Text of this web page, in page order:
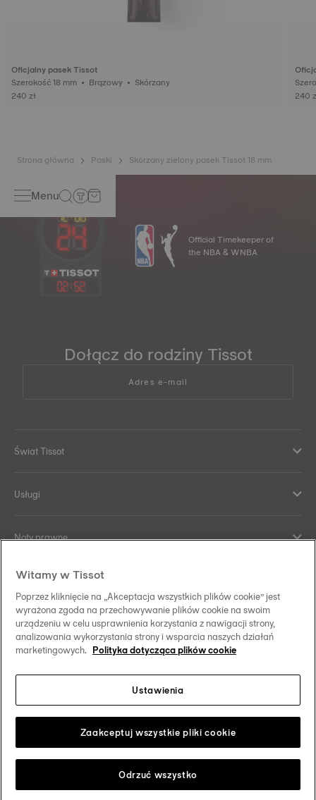
Oficjalny pasek Tissot
Szerokość 18 mm • Brązowy • Skórzany
240 zł
240
Strona główna Paski Skórzany zielony pasek Tissot 18 mm
Menu
02:52
Official Timekeeper of
the NBA & WNBA
Dołącz do rodziny Tissot
Adres e-mail
Świat Tissot
Usługi
Noty prawne
Kontakt
Co nas wyróżnia
Obserwuj nas w mediach społecznościowych
Zmień swój kraj/region Tissot Copyrights 2026
Witamy w Tissot
Poprzez kliknięcie na „Akceptacja wszystkich plików cookie” jest
wyrażona zgoda na przechowywanie plików cookie na swoim
urządzeniu w celu usprawnienia korzystania z nawigacji strony,
analizowania wykorzystania strony i wsparcia naszych działań
marketingowych. Polityka dotycząca plików cookie
Ustawienia
Odrzuć wszystko
Zaakceptuj wszystkie pliki cookie